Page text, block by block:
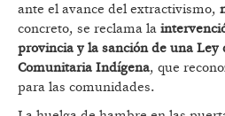
ante el avance del extractivismo,
concreto, se reclama la
provincia y la sanción de una Ley
Comunitaria Indígena, que
para las comunidades.